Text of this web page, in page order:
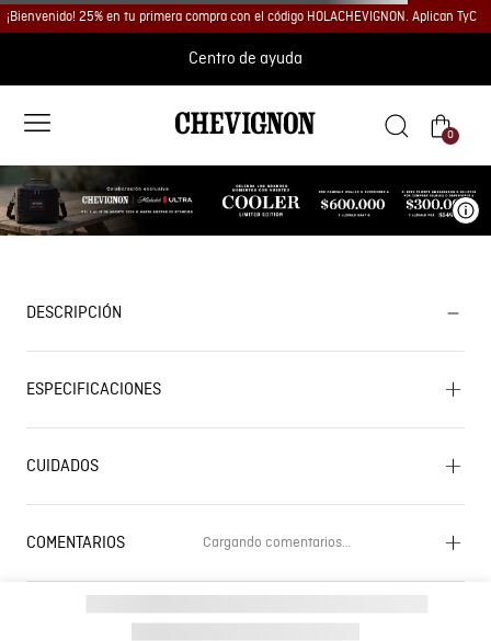
¡Bienvenido! 25% en tu primera compra con el código HOLACHEVIGNON. Aplican TyC
Centro de ayuda
0
DESCRIPCIÓN
ESPECIFICACIONES
CUIDADOS
COMENTARIOS Cargando comentarios…
Cargando el resumen…
Por favor, inicia sesión para escribir un comentario.